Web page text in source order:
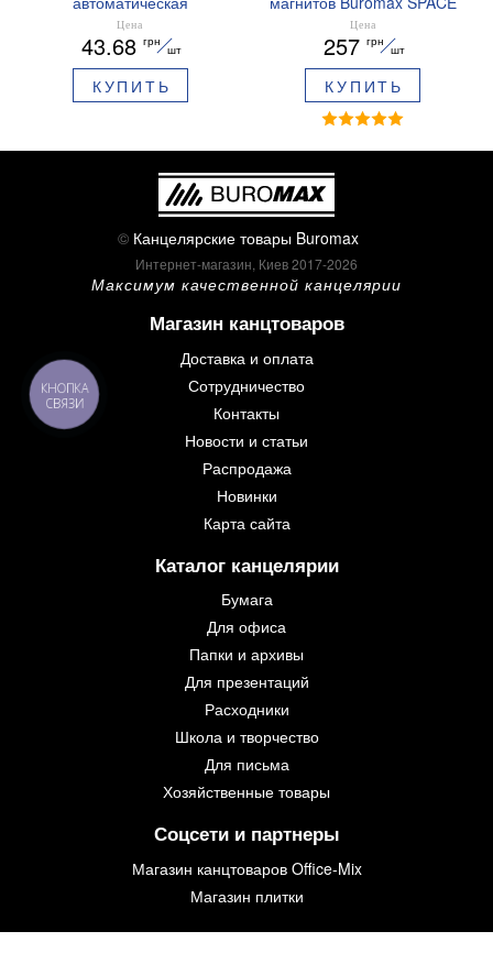
ARABESKI 0.5 мм
ароматизированный грипп
синие чернила в блистере
BM.8379-02
Цена
43.68 грн
шт
КУПИТЬ
12 шт 30 мм BM.0048
Цена
257 грн
шт
КУПИТЬ
© Канцелярские товары Buromax
Интернет-магазин, Киев 2017-2026
Максимум качественной канцелярии
Магазин канцтоваров
Доставка и оплата
Сотрудничество
Контакты
Новости и статьи
Распродажа
Новинки
Карта сайта
Каталог канцелярии
Бумага
Для офиса
Папки и архивы
Для презентаций
Расходники
Школа и творчество
Для письма
Хозяйственные товары
Соцсети и партнеры
Магазин канцтоваров Office-Mix
Магазин плитки
КНОПКА
СВЯЗИ